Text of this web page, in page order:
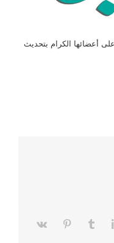
أعضائها الكرام بتحديث